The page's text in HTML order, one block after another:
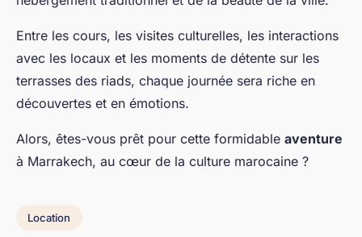
Entre les cours, les visites culturelles, les interactions
avec les locaux et les moments de détente sur les
terrasses des riads, chaque journée sera riche en
découvertes et en émotions.
Alors, êtes-vous prêt pour cette formidable aventure
à Marrakech, au cœur de la culture marocaine ?
Location